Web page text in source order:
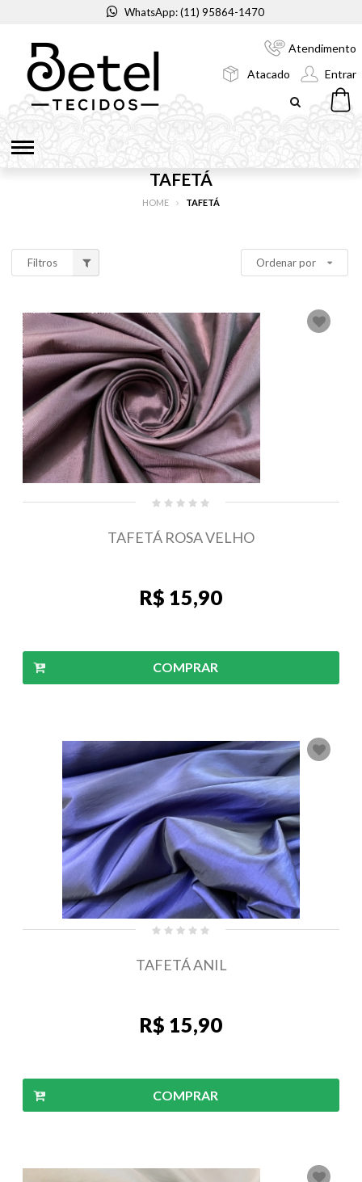
WhatsApp: (11) 95864-1470
Atendimento
Atacado
Entrar
TAFETÁ
HOME TAFETÁ
Filtros Ordenar por
TAFETÁ ROSA VELHO
R$ 15,90
COMPRAR
TAFETÁ ANIL
R$ 15,90
COMPRAR